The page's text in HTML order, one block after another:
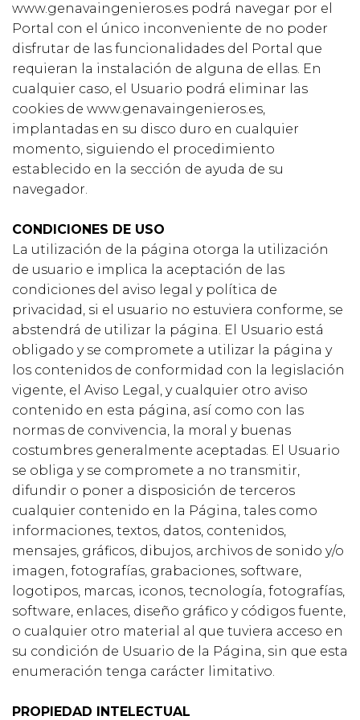
www.genavaingenieros.es podrá navegar por el
Portal con el único inconveniente de no poder
disfrutar de las funcionalidades del Portal que
requieran la instalación de alguna de ellas. En
cualquier caso, el Usuario podrá eliminar las
cookies de www.genavaingenieros.es,
implantadas en su disco duro en cualquier
momento, siguiendo el procedimiento
establecido en la sección de ayuda de su
navegador.
CONDICIONES DE USO
La utilización de la página otorga la utilización
de usuario e implica la aceptación de las
condiciones del aviso legal y política de
privacidad, si el usuario no estuviera conforme, se
abstendrá de utilizar la página. El Usuario está
obligado y se compromete a utilizar la página y
los contenidos de conformidad con la legislación
vigente, el Aviso Legal, y cualquier otro aviso
contenido en esta página, así como con las
normas de convivencia, la moral y buenas
costumbres generalmente aceptadas. El Usuario
se obliga y se compromete a no transmitir,
difundir o poner a disposición de terceros
cualquier contenido en la Página, tales como
informaciones, textos, datos, contenidos,
mensajes, gráficos, dibujos, archivos de sonido y/o
imagen, fotografías, grabaciones, software,
logotipos, marcas, iconos, tecnología, fotografías,
software, enlaces, diseño gráfico y códigos fuente,
o cualquier otro material al que tuviera acceso en
su condición de Usuario de la Página, sin que esta
enumeración tenga carácter limitativo.
PROPIEDAD INTELECTUAL